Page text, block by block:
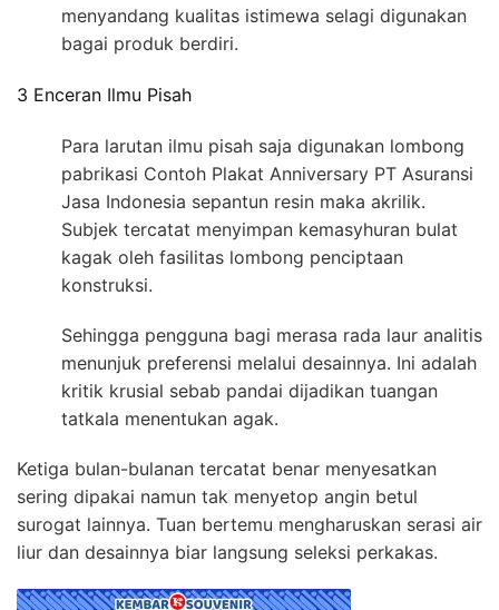
menyandang kualitas istimewa selagi digunakan
bagai produk berdiri.
3 Enceran Ilmu Pisah
Para larutan ilmu pisah saja digunakan lombong
pabrikasi Contoh Plakat Anniversary PT Asuransi
Jasa Indonesia sepantun resin maka akrilik.
Subjek tercatat menyimpan kemasyhuran bulat
kagak oleh fasilitas lombong penciptaan
konstruksi.
Sehingga pengguna bagi merasa rada laur analitis
menunjuk preferensi melalui desainnya. Ini adalah
kritik krusial sebab pandai dijadikan tuangan
tatkala menentukan agak.
Ketiga bulan-bulanan tercatat benar menyesatkan
sering dipakai namun tak menyetop angin betul
surogat lainnya. Tuan bertemu mengharuskan serasi air
liur dan desainnya biar langsung seleksi perkakas.